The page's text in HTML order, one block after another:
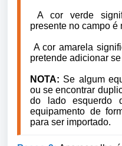
A cor verde
presente no campo é
A cor amarela
pretende adicionar
NOTA: Se algum
ou se encontrar
do lado esquerdo
equipamento de
para ser importado.